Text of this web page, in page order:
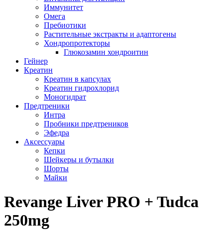
Иммунитет
Омега
Пребиотики
Растительные экстракты и адаптогены
Хондропротекторы
Глюкозамин хондроитин
Гейнер
Креатин
Креатин в капсулах
Креатин гидрохлорид
Моногидрат
Предтреники
Интра
Пробники предтреников
Эфедра
Аксессуары
Кепки
Шейкеры и бутылки
Шорты
Майки
Revange Liver PRO + Tudca
250mg